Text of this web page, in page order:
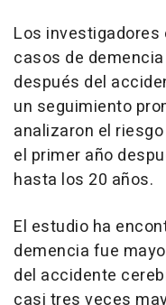
Los investigadores
casos de
después del
un seguimiento
analizaron el
el primer año
hasta los 20 años.
El estudio ha
demencia fue
del accidente
casi tres veces